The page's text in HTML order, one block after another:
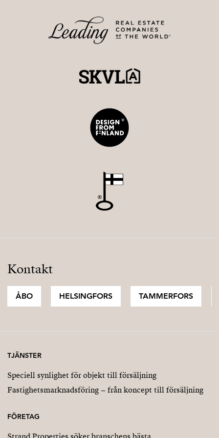
044 906 8340 - anna@strand.fi
Kontakt
ÅBO HELSINGFORS TAMMERFORS
TJÄNSTER
Speciell synlighet för objekt till försäljning
Fastighetsmarknadsföring – från koncept till försäljning
FÖRETAG